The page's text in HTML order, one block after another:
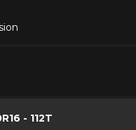
- 112T